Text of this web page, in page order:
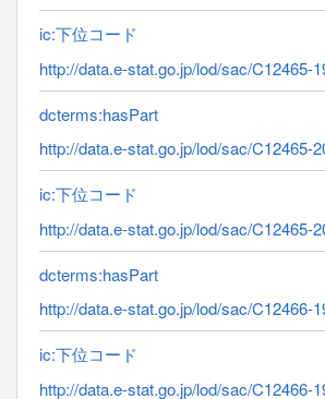
ic:下位コード
http://data.e-stat.go.jp/lod/sac/C12465-
dcterms:hasPart
http://data.e-stat.go.jp/lod/sac/C12465-
ic:下位コード
http://data.e-stat.go.jp/lod/sac/C12465-
dcterms:hasPart
http://data.e-stat.go.jp/lod/sac/C12466-
ic:下位コード
http://data.e-stat.go.jp/lod/sac/C12466-